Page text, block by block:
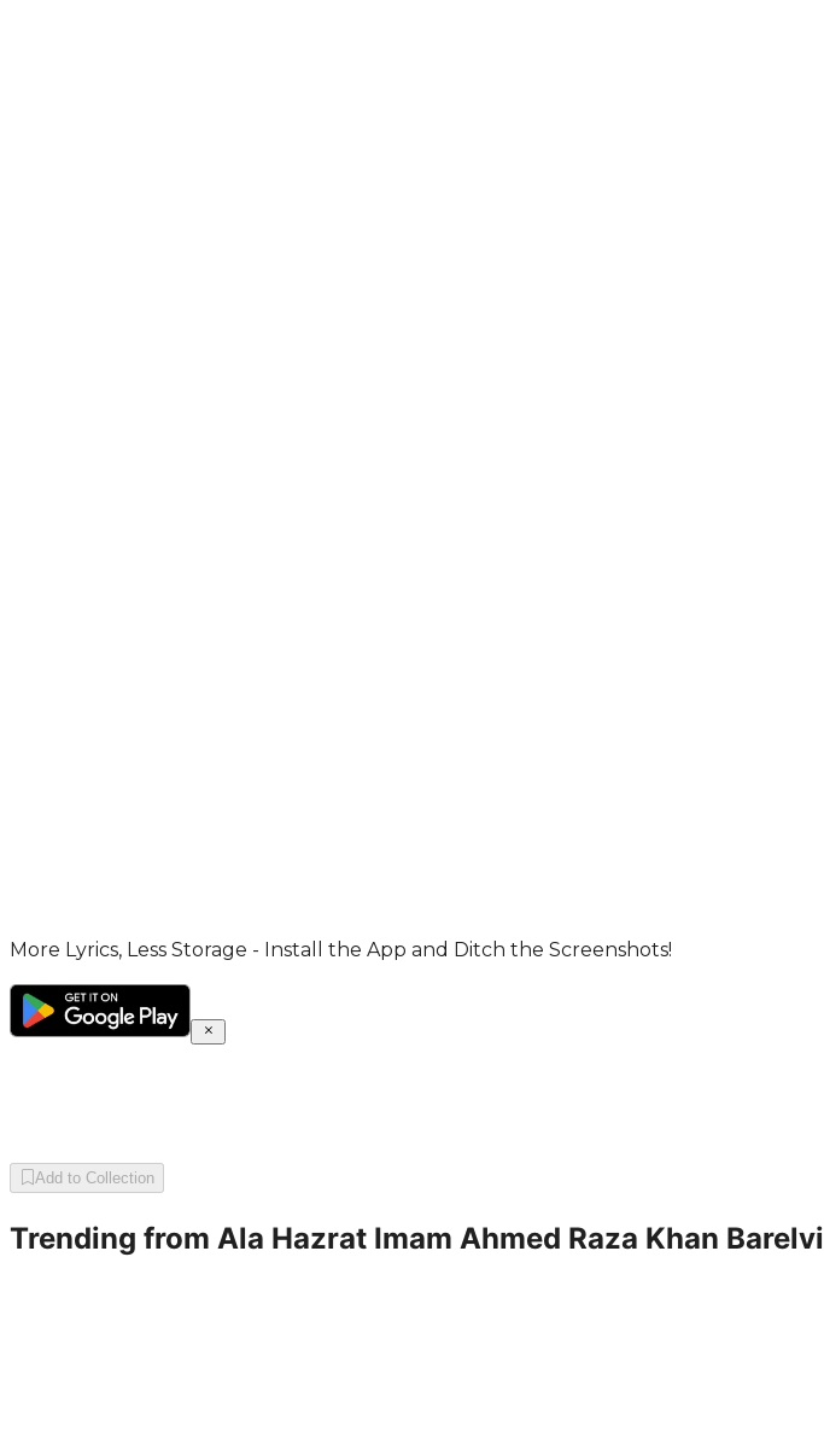
More Lyrics, Less Storage - Install the App and Ditch the Screenshots!
Add to Collection
Trending from Ala Hazrat Imam Ahmed Raza Khan Barelvi